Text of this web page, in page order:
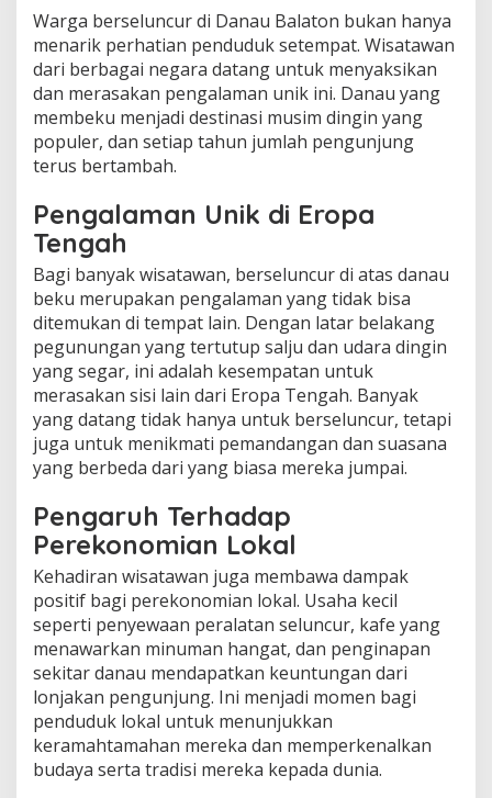
Warga berseluncur di Danau Balaton bukan hanya
menarik perhatian penduduk setempat. Wisatawan
dari berbagai negara datang untuk menyaksikan
dan merasakan pengalaman unik ini. Danau yang
membeku menjadi destinasi musim dingin yang
populer, dan setiap tahun jumlah pengunjung
terus bertambah.
Pengalaman Unik di Eropa
Tengah
Bagi banyak wisatawan, berseluncur di atas danau
beku merupakan pengalaman yang tidak bisa
ditemukan di tempat lain. Dengan latar belakang
pegunungan yang tertutup salju dan udara dingin
yang segar, ini adalah kesempatan untuk
merasakan sisi lain dari Eropa Tengah. Banyak
yang datang tidak hanya untuk berseluncur, tetapi
juga untuk menikmati pemandangan dan suasana
yang berbeda dari yang biasa mereka jumpai.
Pengaruh Terhadap
Perekonomian Lokal
Kehadiran wisatawan juga membawa dampak
positif bagi perekonomian lokal. Usaha kecil
seperti penyewaan peralatan seluncur, kafe yang
menawarkan minuman hangat, dan penginapan
sekitar danau mendapatkan keuntungan dari
lonjakan pengunjung. Ini menjadi momen bagi
penduduk lokal untuk menunjukkan
keramahtamahan mereka dan memperkenalkan
budaya serta tradisi mereka kepada dunia.